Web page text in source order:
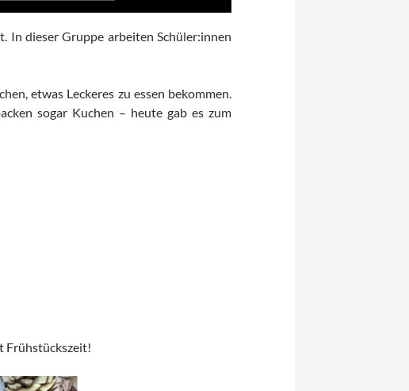
In dieser Gruppe arbeiten Schüler:innen
etwas Leckeres zu essen bekommen.
sogar Kuchen – heute gab es zum
Frühstückszeit!